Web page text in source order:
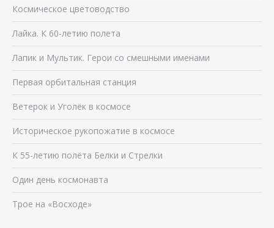
Космическое цветоводство
Лайка. К 60-летию полета
Лапик и Мультик. Герои со смешными именами
Первая орбитальная станция
Ветерок и Уголёк в космосе
Историческое рукопожатие в космосе
К 55-летию полёта Белки и Стрелки
Один день космонавта
Трое на «Восходе»